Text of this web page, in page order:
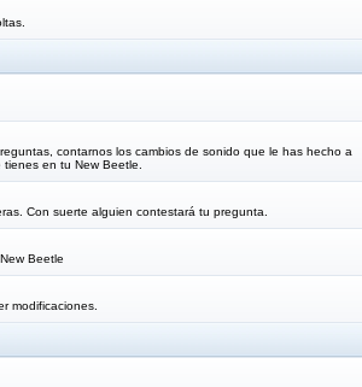
contarnos los cambios de sonido que le has hecho a
en tu New Beetle.
Con suerte alguien contestará tu pregunta.
Beetle
modificaciones.